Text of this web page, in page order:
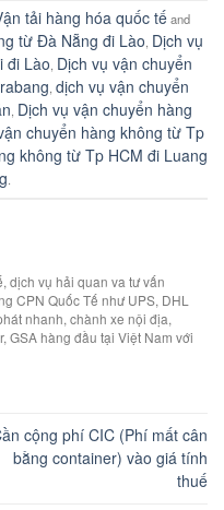
tải hàng hóa quốc tếand
từ Đà Nẵng đi Lào, Dịch vụ
đi Lào, Dịch vụ vận chuyển
, dịch vụ vận chuyển
, Dịch vụ vận chuyển hàng
chuyển hàng không từ Tp
không từ Tp HCM đi Luang
.
dịch vụ hải quan va tư vấn
CPN Quốc Tế như UPS, DHL
nhanh, chành xe nội địa,
GSA hàng đầu tại Việt Nam với
cộng phí CIC (Phí mất cân
bằng container) vào giá tính
thuế